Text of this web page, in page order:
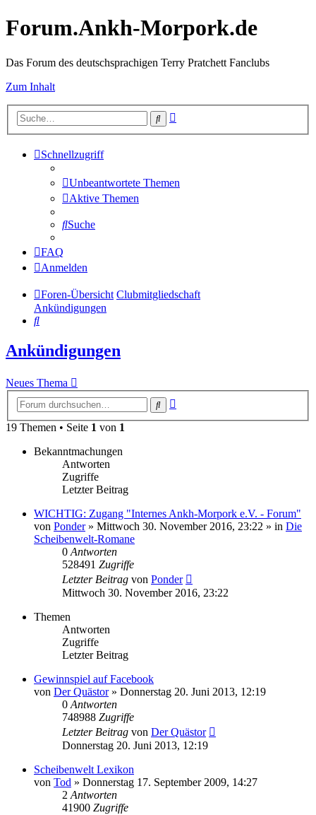
Forum.Ankh-Morpork.de
Das Forum des deutschsprachigen Terry Pratchett Fanclubs
Zum Inhalt
Suche
Schnellzugriff
Unbeantwortete Themen
Aktive Themen
Suche
FAQ
Anmelden
Foren-Übersicht Clubmitgliedschaft
Ankündigungen
Suche
Ankündigungen
Neues Thema
Suche
19 Themen • Seite 1 von 1
Bekanntmachungen
Antworten
Zugriffe
Letzter Beitrag
WICHTIG: Zugang "Internes Ankh-Morpork e.V. - Forum"
von Ponder» Mittwoch 30. November 2016, 23:22 » in Die
Scheibenwelt-Romane
0 Antworten
528491 Zugriffe
Letzter Beitrag von Ponder
Mittwoch 30. November 2016, 23:22
Themen
Antworten
Zugriffe
Letzter Beitrag
Gewinnspiel auf Facebook
von Der Quästor» Donnerstag 20. Juni 2013, 12:19
0 Antworten
748988 Zugriffe
Letzter Beitrag von Der Quästor
Donnerstag 20. Juni 2013, 12:19
Scheibenwelt Lexikon
von Tod » Donnerstag 17. September 2009, 14:27
2 Antworten
41900 Zugriffe